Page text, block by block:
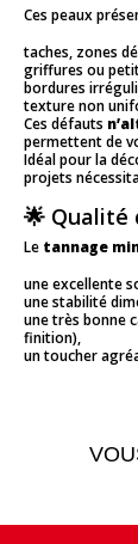
Ces peaux
taches, zones
griffures ou
bordures
texture non
Ces défauts
permettent de
Idéal pour la
projets
🌟 Qualité
Le tannage
une excellente
une stabilité
une très bonne
finition),
un toucher